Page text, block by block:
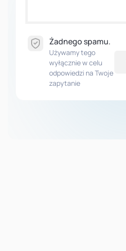
Żadnego spamu.
Używamy tego
wyłącznie w celu
odpowiedzi na Twoje
zapytanie